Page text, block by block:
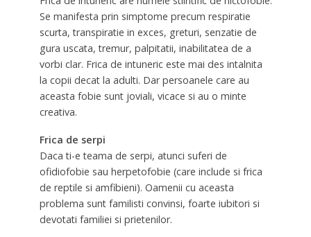
Se manifesta prin simptome precum respiratie
scurta, transpiratie in exces, greturi, senzatie de
gura uscata, tremur, palpitatii, inabilitatea de a
vorbi clar. Frica de intuneric este mai des intalnita
la copii decat la adulti. Dar persoanele care au
aceasta fobie sunt joviali, vicace si au o minte
creativa.
Frica de serpi
Daca ti-e teama de serpi, atunci suferi de
ofidiofobie sau herpetofobie (care include si frica
de reptile si amfibieni). Oamenii cu aceasta
problema sunt familisti convinsi, foarte iubitori si
devotati familiei si prietenilor.